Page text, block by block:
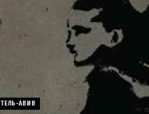
ТЕЛЬ-АВИВ